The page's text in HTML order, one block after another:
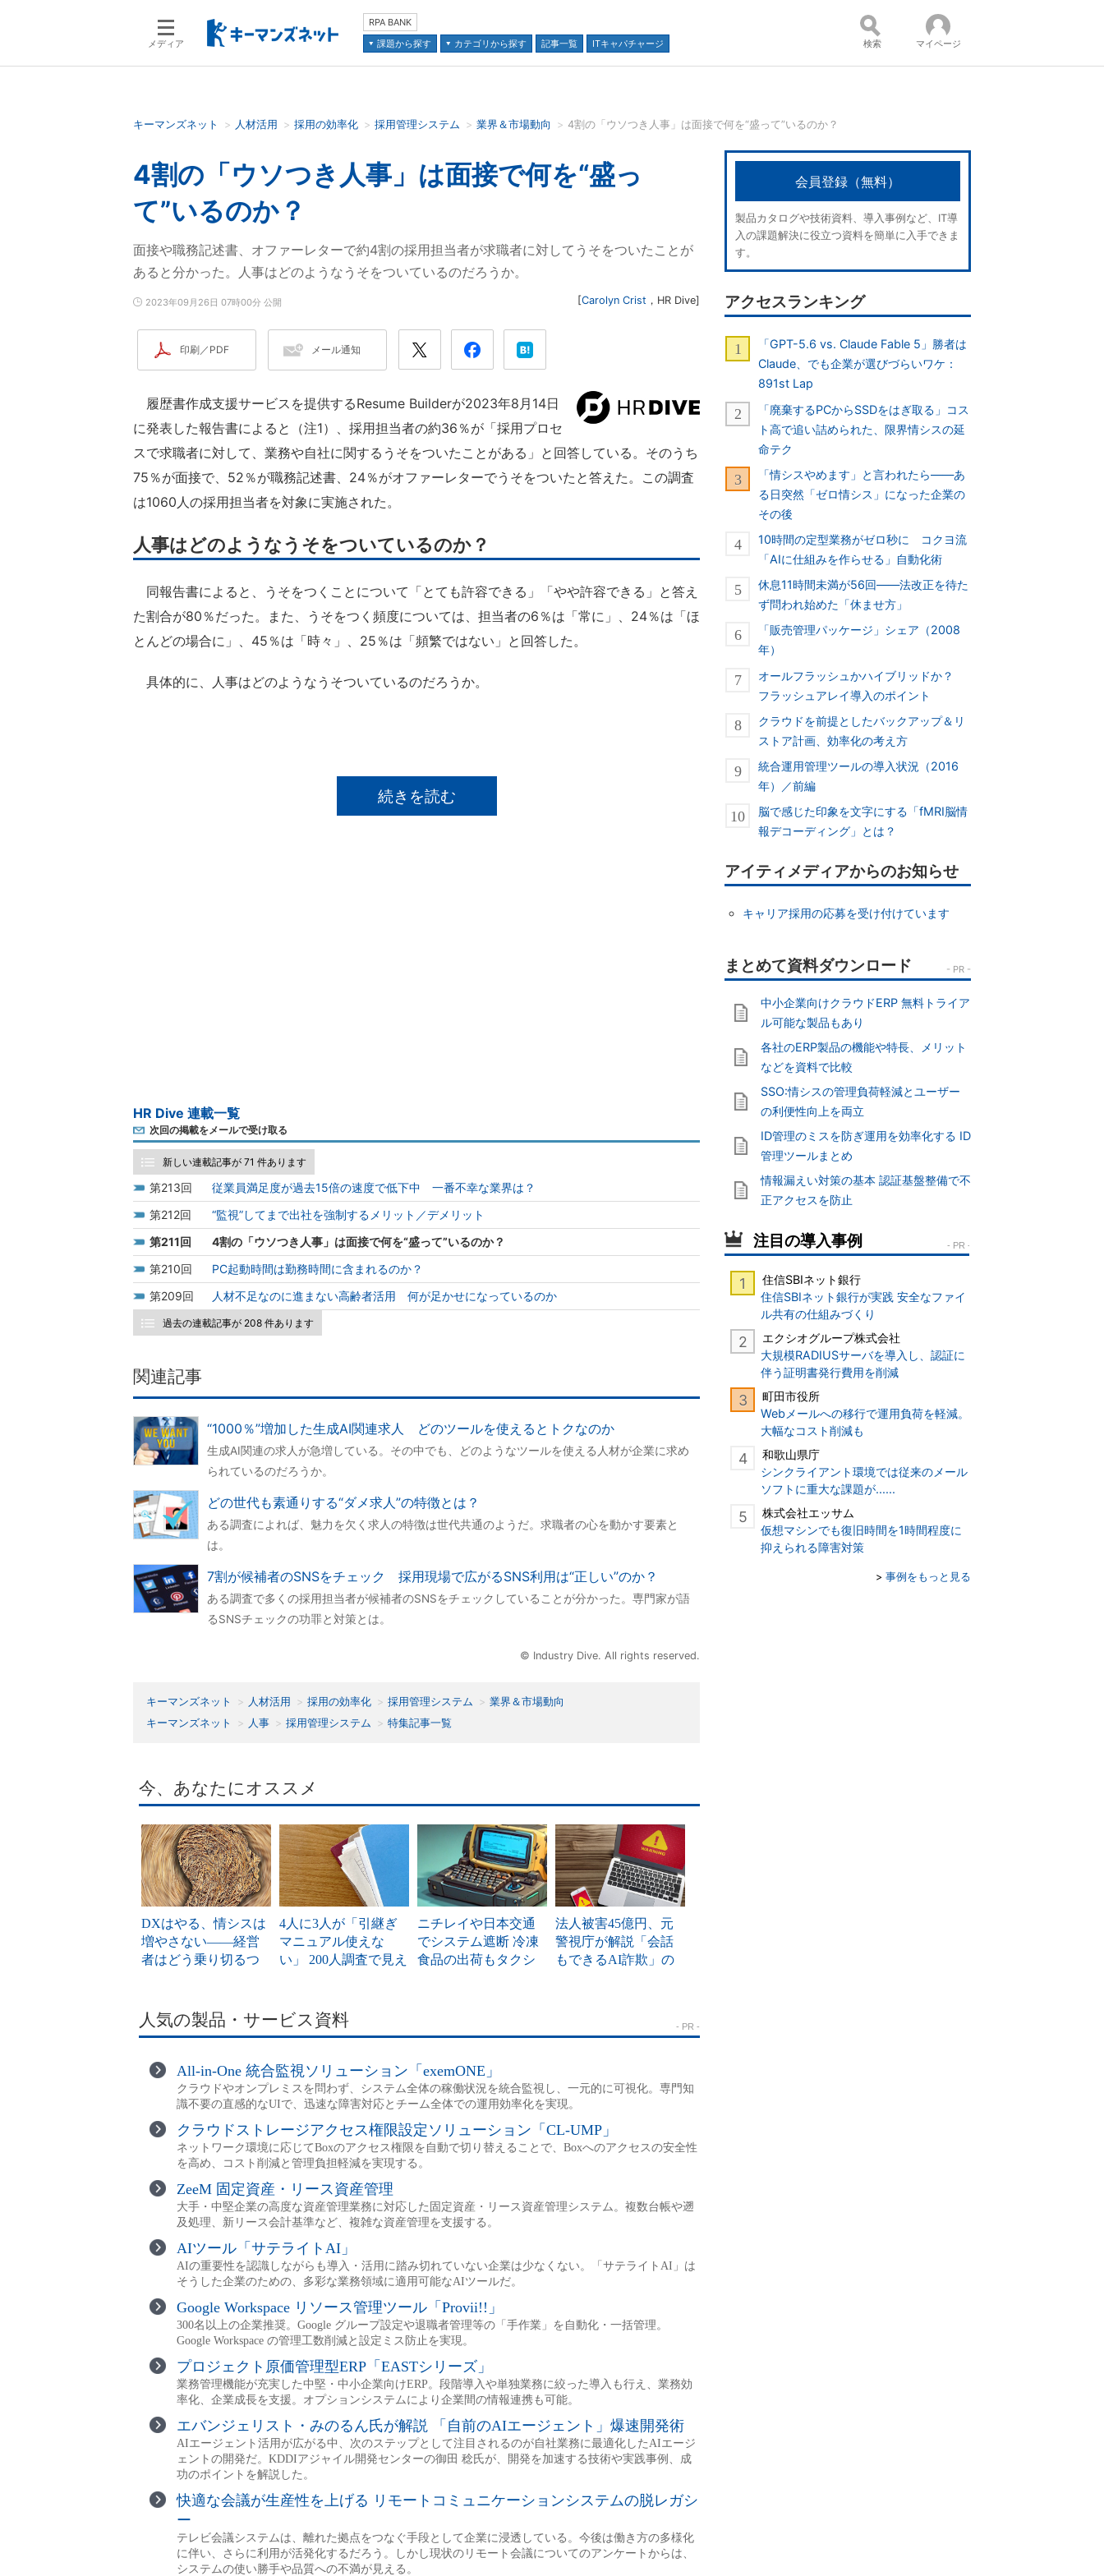
メディア
RPA BANK
課題から探す
カテゴリから探す 記事一覧 ITキャパチャージ
検索語を入力してください コンテンツ：
並び順：
検索 マイページ
キーマンズネット 人材活用 採用の効率化 採用管理システム 業界＆市場動向 4割の「ウソつき人事」は面接で何を“盛って”いるのか？
4割の「ウソつき人事」は面接で何を“盛っ
て”いるのか？
面接や職務記述書、オファーレターで約4割の採用担当者が求職者に対してうそをついたことが
あると分かった。人事はどのようなうそをついているのだろうか。
2023年09月26日 07時00分 公開 [Carolyn Crist ， HR Dive]
印刷／PDF メール通知
履歴書作成支援サービスを提供するResume Builderが2023年8月14日
に発表した報告書によると（注1）、採用担当者の約36％が「採用プロセ
スで求職者に対して、業務や自社に関するうそをついたことがある」と回答している。そのうち
75％が面接で、52％が職務記述書、24％がオファーレターでうそをついたと答えた。この調査
は1060人の採用担当者を対象に実施された。
人事はどのようなうそをついているのか？
同報告書によると、うそをつくことについて「とても許容できる」「やや許容できる」と答え
た割合が80％だった。また、うそをつく頻度については、担当者の6％は「常に」、24％は「ほ
とんどの場合に」、45％は「時々」、25％は「頻繁ではない」と回答した。
具体的に、人事はどのようなうそついているのだろうか。
続きを読む
HR Dive 連載一覧
次回の掲載をメールで受け取る
新しい連載記事が 71 件あります
213
従業員満足度が過去15倍の速度で低下中 一番不幸な業界は？
212
“監視”してまで出社を強制するメリット／デメリット
211
4割の「ウソつき人事」は面接で何を“盛って”いるのか？
210
PC起動時間は勤務時間に含まれるのか？
209
人材不足なのに進まない高齢者活用 何が足かせになっているのか
過去の連載記事が 208 件あります
関連記事
“1000％”増加した生成AI関連求人 どのツールを使えるとトクなのか
生成AI関連の求人が急増している。その中でも、どのようなツールを使える人材が企業に求め
られているのだろうか。
どの世代も素通りする“ダメ求人”の特徴とは？
ある調査によれば、魅力を欠く求人の特徴は世代共通のようだ。求職者の心を動かす要素と
は。
7割が候補者のSNSをチェック 採用現場で広がるSNS利用は“正しい”のか？
ある調査で多くの採用担当者が候補者のSNSをチェックしていることが分かった。専門家が語
るSNSチェックの功罪と対策とは。
© Industry Dive. All rights reserved.
キーマンズネット 人材活用 採用の効率化 採用管理システム
業界＆市場動向
キーマンズネット
人事 採用管理システム 特集記事一覧
会員登録（無料）
製品カタログや技術資料、導入事例など、IT導
入の課題解決に役立つ資料を簡単に入手できま
す。
アクセスランキング
「GPT-5.6 vs. Claude Fable 5」勝者は
Claude、でも企業が選びづらいワケ：
891st Lap
「廃棄するPCからSSDをはぎ取る」コス
ト高で追い詰められた、限界情シスの延
命テク
「情シスやめます」と言われたら――あ
る日突然「ゼロ情シス」になった企業の
その後
10時間の定型業務がゼロ秒に コクヨ流
「AIに仕組みを作らせる」自動化術
休息11時間未満が56回――法改正を待た
ず問われ始めた「休ませ方」
「販売管理パッケージ」シェア（2008
年）
オールフラッシュかハイブリッドか？
フラッシュアレイ導入のポイント
クラウドを前提としたバックアップ＆リ
ストア計画、効率化の考え方
統合運用管理ツールの導入状況（2016
年）／前編
脳で感じた印象を文字にする「fMRI脳情
報デコーディング」とは？
アイティメディアからのお知らせ
キャリア採用の応募を受け付けています
中小企業向けクラウドERP 無料トライア
ル可能な製品もあり
各社のERP製品の機能や特長、メリット
などを資料で比較
SSO:情シスの管理負荷軽減とユーザー
の利便性向上を両立
ID管理のミスを防ぎ運用を効率化する ID
管理ツールまとめ
情報漏えい対策の基本 認証基盤整備で不
正アクセスを防止